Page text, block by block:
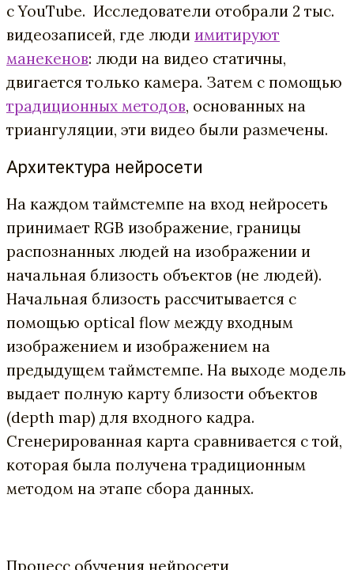
с YouTube. Исследователи отобрали 2 тыс.
видеозаписей, где люди имитируют
манекенов: люди на видео статичны,
двигается только камера. Затем с помощью
традиционных методов, основанных на
триангуляции, эти видео были размечены.
Архитектура нейросети
На каждом таймстемпе на вход нейросеть
принимает RGB изображение, границы
распознанных людей на изображении и
начальная близость объектов (не людей).
Начальная близость рассчитывается с
помощью optical flow между входным
изображением и изображением на
предыдущем таймстемпе. На выходе модель
выдает полную карту близости объектов
(depth map) для входного кадра.
Сгенерированная карта сравнивается с той,
которая была получена традиционным
методом на этапе сбора данных.
Процесс обучения нейросети